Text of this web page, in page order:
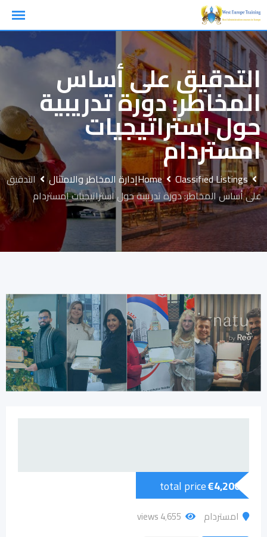
Skip
to
content
التدقيق على أساس
المخاطر: دورة تدريبية
حول استراتيجيات
امستردام
Home Classified Listings إدارة المخاطر والامتثال
التدقيق
على أساس المخاطر: دورة تدريبية حول استراتيجيات امستردام
€4,200
total price
امستردام
4٬655 views